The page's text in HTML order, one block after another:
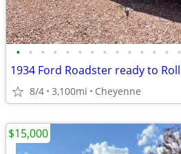
• • • • • • • • • • • • • •
1934 Ford Roadster ready to Roll
8/4 3,100mi Cheyenne
$15,000